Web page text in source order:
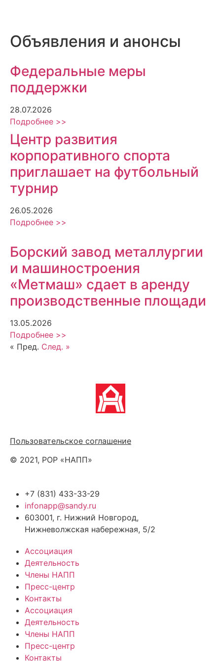
Объявления и анонсы
Федеральные меры
поддержки
28.07.2026
Подробнее >>
Центр развития
корпоративного спорта
приглашает на футбольный
турнир
26.05.2026
Подробнее >>
Борский завод металлургии
и машиностроения
«Метмаш» сдает в аренду
производственные площади
13.05.2026
Подробнее >>
« Пред. След. »
Пользовательское соглашение
© 2021, РОР «НАПП»
+7 (831) 433-33-29
infonapp@sandy.ru
603001, г. Нижний Новгород,
Нижневолжская набережная, 5/2
Ассоциация
Деятельность
Члены НАПП
Пресс-центр
Контакты
Ассоциация
Деятельность
Члены НАПП
Пресс-центр
Контакты